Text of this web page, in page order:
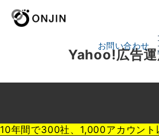
お問い合わせ
Yahoo!広告運
10年間で300社、1,000アカウント